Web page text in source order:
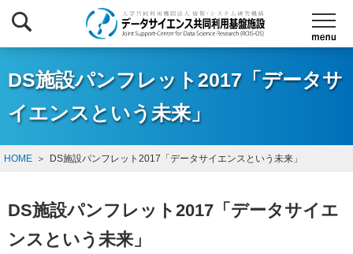
DS施設パンフレット2017「データサ
イエンスという未来」
HOME DS施設パンフレット2017「データサイエンスという未来」
DS施設パンフレット2017「データサイエ
ンスという未来」